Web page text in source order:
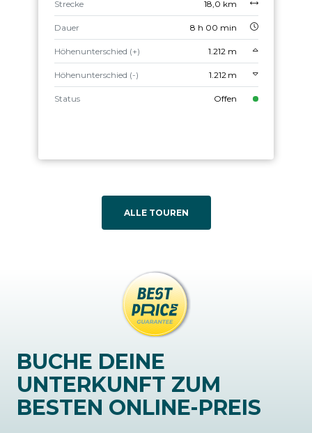
Strecke 18,0 km
Dauer 8 h 00 min
Höhenunterschied (+) 1.212 m
Höhenunterschied (-) 1.212 m
Status Offen
ALLE TOUREN
BUCHE DEINE
UNTERKUNFT ZUM
BESTEN ONLINE-PREIS